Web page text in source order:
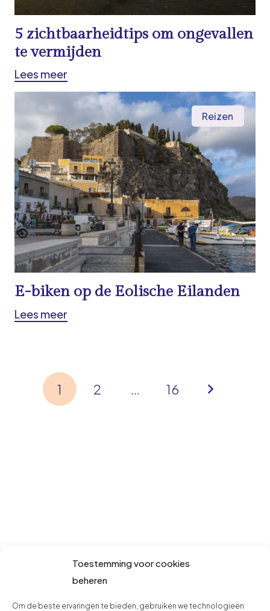
Toestemming voor cookies
beheren
Om de beste ervaringen te bieden, gebruiken we technologieën
5 zichtbaarheidtips om ongevallen
te vermijden
Lees meer
Reizen
E-biken op de Eolische Eilanden
Lees meer
1 2 … 16